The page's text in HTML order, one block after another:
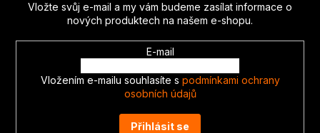
Vložte svůj e-mail a my vám budeme zasílat informace o
nových produktech na našem e-shopu.
E-mail
Vložením e-mailu souhlasíte s podmínkami ochrany
osobních údajů
Přihlásit se